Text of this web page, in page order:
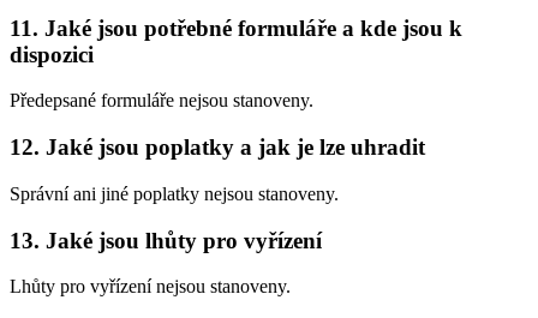
11. Jaké jsou potřebné formuláře a kde jsou k
dispozici
Předepsané formuláře nejsou stanoveny.
12. Jaké jsou poplatky a jak je lze uhradit
Správní ani jiné poplatky nejsou stanoveny.
13. Jaké jsou lhůty pro vyřízení
Lhůty pro vyřízení nejsou stanoveny.